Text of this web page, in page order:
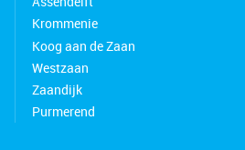
Krommenie
Koog aan de Zaan
Westzaan
Zaandijk
Purmerend